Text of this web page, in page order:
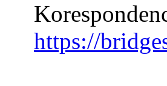
https://